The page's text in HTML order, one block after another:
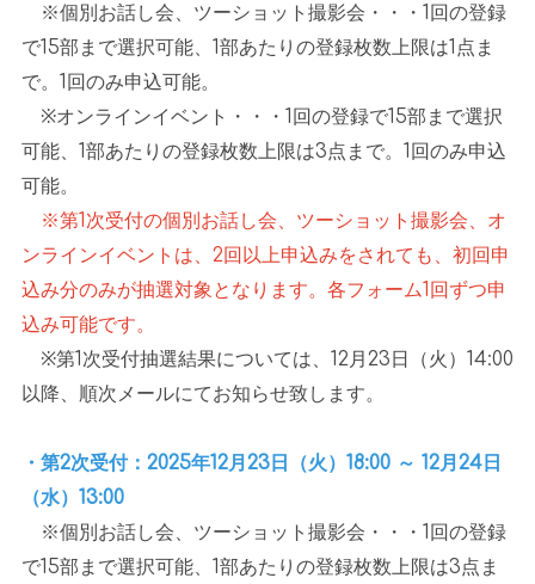
※個別お話し会、ツーショット撮影会・・・ 1 回の登録
で15部まで選択可能、 1部あたりの登録枚数上限は1 点ま
で。 1 回のみ申込可能。
※オンラインイベント・・・ 1 回の登録で15部まで選択
可能、 1部あたりの登録枚数上限は3点まで。 1 回のみ申込
可能。
※第1次受付の個別お話し会、ツーショット撮影会、オ
ンラインイベントは、2回以上申込みをされても、初回申
込み分のみが抽選対象となります。各フォーム1回ずつ申
込み可能です。
※第1 次受付抽選結果については、 12月 23 日（火） 14:00
以降、順次メールにてお知らせ致します。
・第2次受付：2025年12月23日（火）18:00 ～ 12月24日
（水）13:00
※個別お話し会、ツーショット撮影会・・・ 1 回の登録
で15部まで選択可能、 1部あたりの登録枚数上限は3点ま